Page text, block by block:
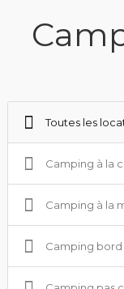
Toutes les
Camping à la
Camping à la
Camping